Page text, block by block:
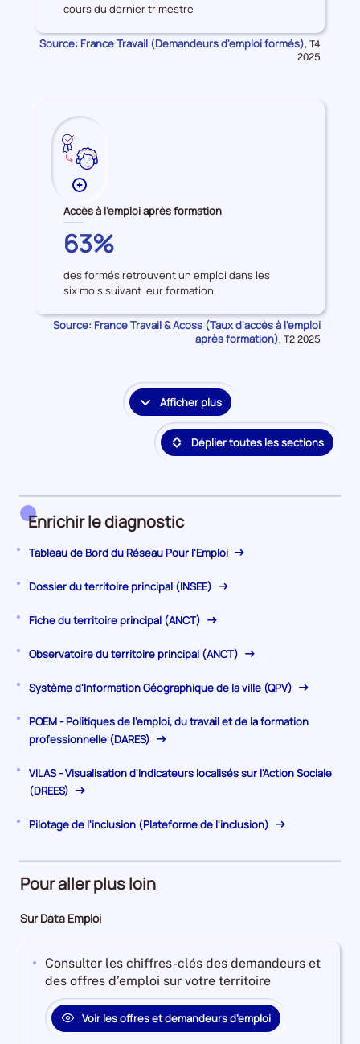
d'emploi
formés
cours du dernier trimestre
Source: France Travail (Demandeurs d'emploi formés), Données
pour
T4
2025
Plus
de
données
sur
les
Accès
à
l'emploi
après
Accès à l'emploi après formation
GARD
63%
des formés retrouvent un emploi dans les
six mois suivant leur formation
Source: France Travail & Acoss (Taux d'accès à l'emploi
après formation), Données
T2 2025
Afficher plus
le
détail
des
accès
à
l'emploi
Déplier toutes les sections
Enrichir le diagnostic
Tableau de Bord du Réseau Pour l'Emploi
Dossier du territoire principal (INSEE)
Fiche du territoire principal (ANCT)
Observatoire du territoire principal (ANCT)
Système d'Information Géographique de la ville (QPV)
POEM - Politiques de l'emploi, du travail et de la formation
professionnelle (DARES)
VILAS - Visualisation d'Indicateurs localisés sur l'Action Sociale
(DREES)
Pilotage de l'inclusion (Plateforme de l'inclusion)
Pour aller plus loin
Sur Data Emploi
Consulter les chiffres-clés des demandeurs et
des offres d’emploi sur votre territoire
Voir les offres et demandeurs d’emploi